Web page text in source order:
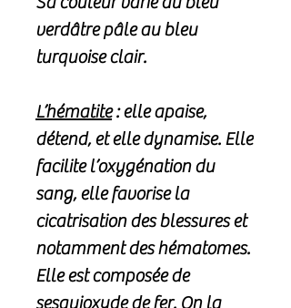
verdâtre pâle au bleu
turquoise clair.
L’hématite: elle apaise,
détend, et elle dynamise. Elle
facilite l’oxygénation du
sang, elle favorise la
cicatrisation des blessures et
notamment des hématomes.
Elle est composée de
sesquioxyde de fer. On la